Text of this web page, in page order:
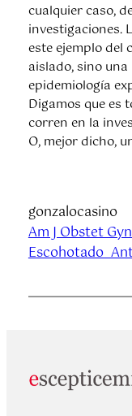
cualquier caso,
investigaciones.
este ejemplo del
aislado, sino
epidemiología
Digamos que es
corren en la
O, mejor dicho,
gonzalocasino
Am J Obstet